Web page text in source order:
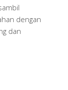
dengan
dan